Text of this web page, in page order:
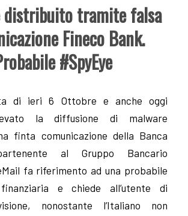
distribuito tramite falsa
Fineco Bank.
#SpyEye
di ieri 6 Ottobre e anche oggi
la diffusione di malware
finta comunicazione della Banca
al Gruppo Bancario
fa riferimento ad una probabile
e chiede all’utente di
nonostante l’Italiano non